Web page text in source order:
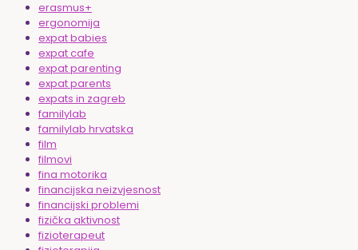
erasmus+
ergonomija
expat babies
expat cafe
expat parenting
expat parents
expats in zagreb
familylab
familylab hrvatska
film
filmovi
fina motorika
financijska neizvjesnost
financijski problemi
fizička aktivnost
fizioterapeut